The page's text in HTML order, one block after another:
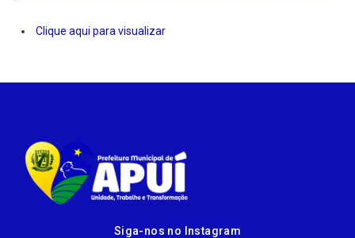
Clique aqui para visualizar
Siga-nos no Instagram